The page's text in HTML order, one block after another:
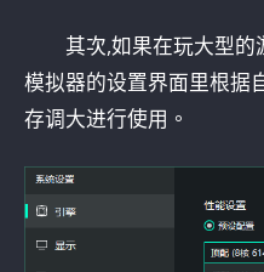
其次,如果在玩大型
模拟器的设置界面里根据
存调大进行使用。